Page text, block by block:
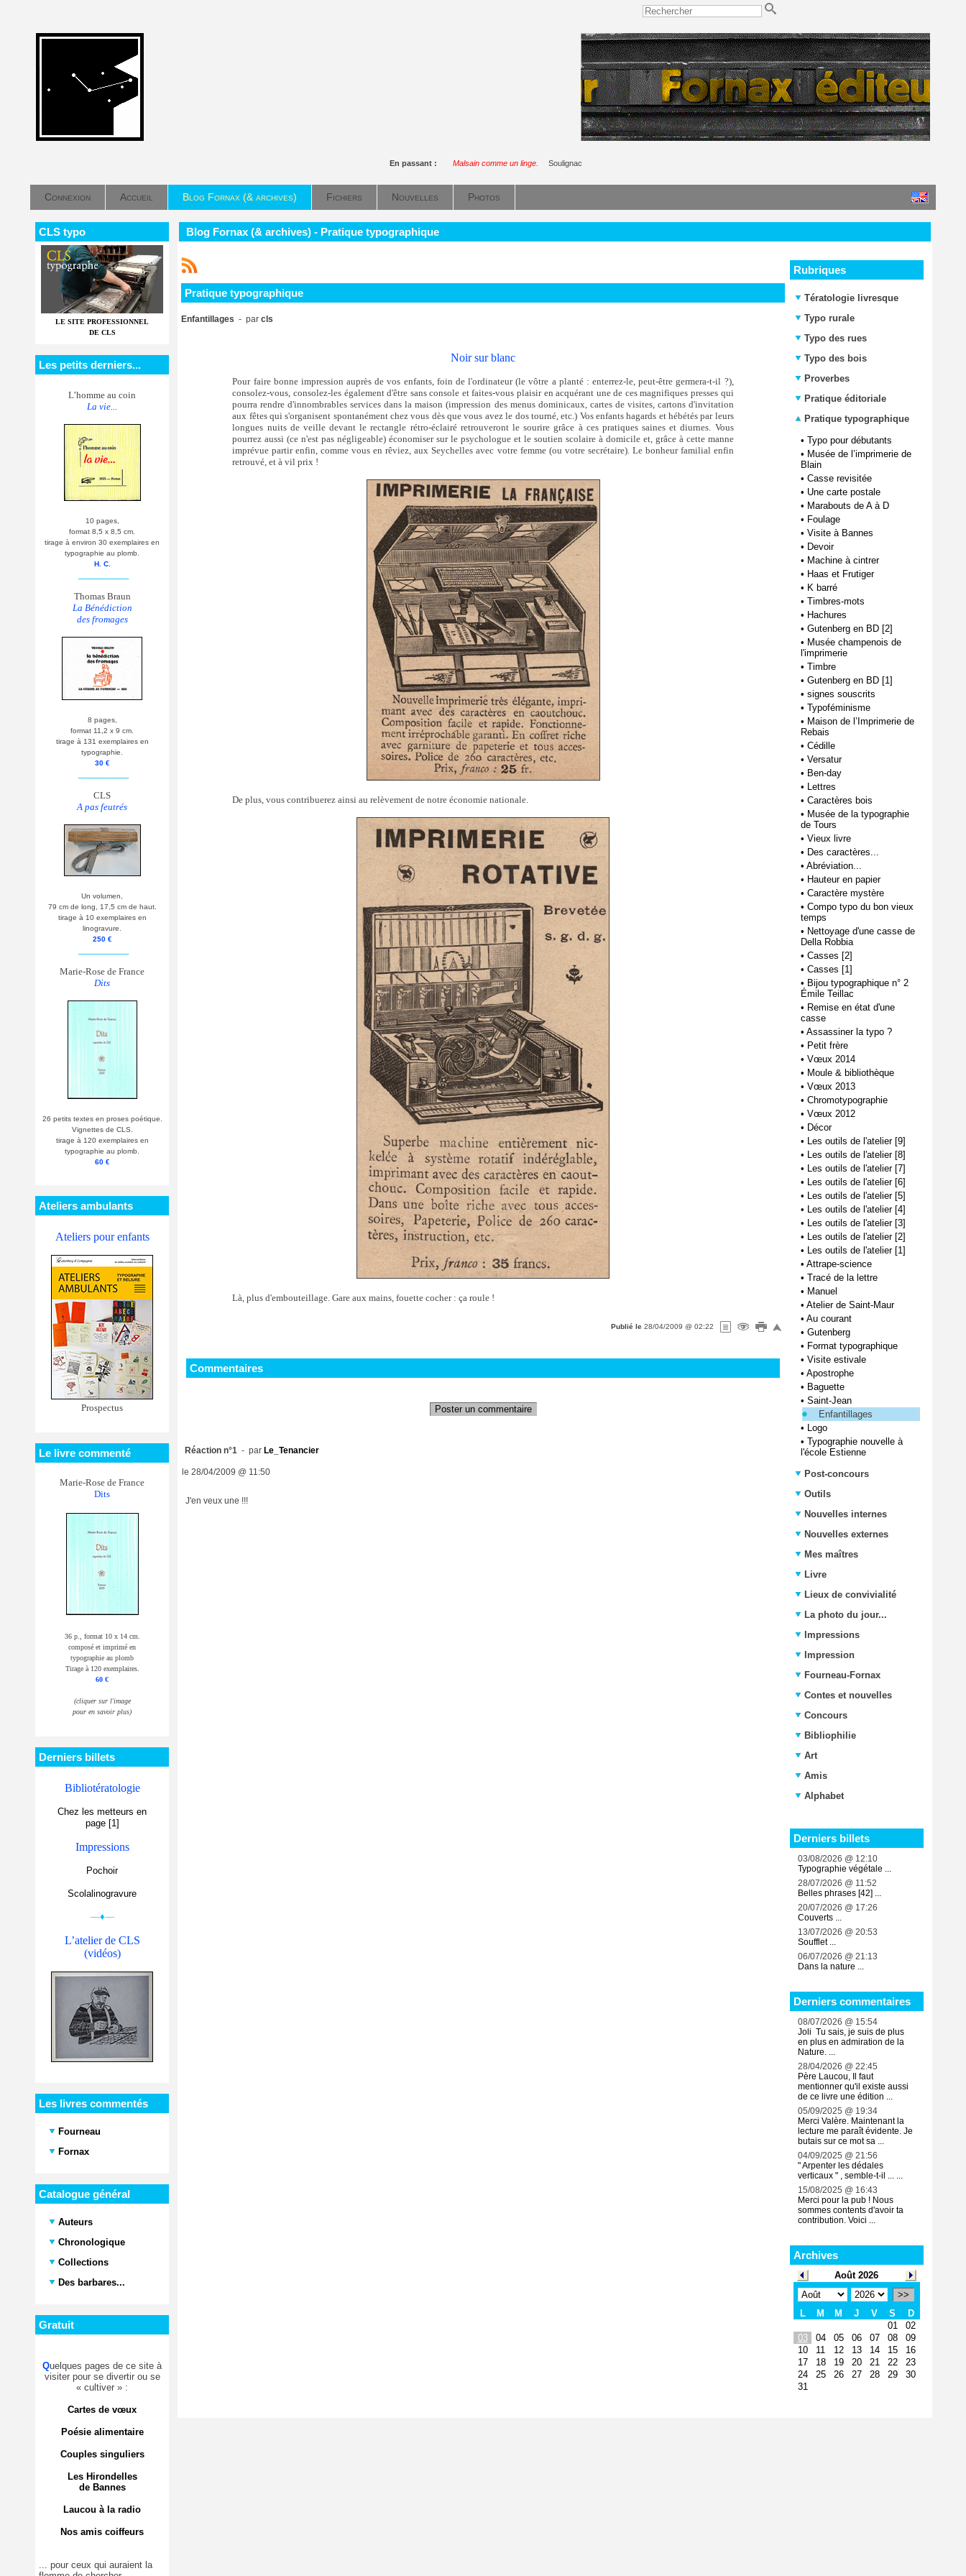
En passant : Malsain comme un linge. Soulignac
Connexion Accueil Blog Fornax (& archives) Fichiers Nouvelles Photos
CLS typo
LE SITE PROFESSIONNEL
DE CLS
Les petits derniers...
L’homme au coin
La vie...
10 pages,
format 8,5 x 8,5 cm.
tirage à environ 30 exemplaires en
typographie au plomb.
H. C.
Thomas Braun
La Bénédiction
des fromages
8 pages,
format 11,2 x 9 cm.
tirage à 131 exemplaires en
typographie.
30 €
CLS
A pas feutrés
Un volumen,
79 cm de long, 17,5 cm de haut.
tirage à 10 exemplaires en
linogravure.
250 €
Marie-Rose de France
Dits
26 petits textes en proses poétique.
Vignettes de CLS.
tirage à 120 exemplaires en
typographie au plomb.
60 €
Ateliers ambulants
Ateliers pour enfants
Prospectus
Le livre commenté
Marie-Rose de France
Dits
36 p., format 10 x 14 cm.
composé et imprimé en
typographie au plomb
Tirage à 120 exemplaires.
60 €
(cliquer sur l'image
pour en savoir plus)
Derniers billets
Bibliotératologie
Chez les metteurs en
page [1]
Impressions
Pochoir
Scolalinogravure
—♦—
L’atelier de CLS
(vidéos)
Les livres commentés
Fourneau
Fornax
Catalogue général
Auteurs
Chronologique
Collections
Des barbares...
Gratuit
Quelques pages de ce site à
visiter pour se divertir ou se
« cultiver » :
Cartes de vœux
Poésie alimentaire
Couples singuliers
Les Hirondelles
de Bannes
Laucou à la radio
Nos amis coiffeurs
... pour ceux qui auraient la
Blog Fornax (& archives) - Pratique typographique
Pratique typographique
Enfantillages - par cls
Noir sur blanc
Pour faire bonne impression auprès de vos enfants, foin de l'ordinateur (le vôtre a planté : enterrez-le, peut-être germera-t-il ?),
consolez-vous, consolez-les également d'être sans console et faites-vous plaisir en acquérant une de ces magnifiques presses qui
pourra rendre d'innombrables services dans la maison (impression des menus dominicaux, cartes de visites, cartons d'invitation
aux fêtes qui s'organisent spontanément chez vous dès que vous avez le dos tourné, etc.) Vos enfants hagards et hébétés par leurs
longues nuits de veille devant le rectangle rétro-éclairé retrouveront le sourire grâce à ces pratiques saines et diurnes. Vous
pourrez aussi (ce n'est pas négligeable) économiser sur le psychologue et le soutien scolaire à domicile et, grâce à cette manne
imprévue partir enfin, comme vous en rêviez, aux Seychelles avec votre femme (ou votre secrétaire). Le bonheur familial enfin
retrouvé, et à vil prix !
De plus, vous contribuerez ainsi au relèvement de notre économie nationale.
Là, plus d'embouteillage. Gare aux mains, fouette cocher : ça roule !
Publié le 28/04/2009 @ 02:22
Commentaires
Poster un commentaire
Réaction n°1 - par Le_Tenancier
le 28/04/2009 @ 11:50
J'en veux une !!!
Rubriques
Tératologie livresque
Typo rurale
Typo des rues
Typo des bois
Proverbes
Pratique éditoriale
Pratique typographique
• Typo pour débutants
• Musée de l’imprimerie de
Blain
• Casse revisitée
• Une carte postale
• Marabouts de A à D
• Foulage
• Visite à Bannes
• Devoir
• Machine à cintrer
• Haas et Frutiger
• K barré
• Timbres-mots
• Hachures
• Gutenberg en BD [2]
• Musée champenois de
l'imprimerie
• Timbre
• Gutenberg en BD [1]
• signes souscrits
• Typoféminisme
• Maison de l’Imprimerie de
Rebais
• Cédille
• Versatur
• Ben-day
• Lettres
• Caractères bois
• Musée de la typographie
de Tours
• Vieux livre
• Des caractères...
• Abréviation...
• Hauteur en papier
• Caractère mystère
• Compo typo du bon vieux
temps
• Nettoyage d'une casse de
Della Robbia
• Casses [2]
• Casses [1]
• Bijou typographique n° 2
Émile Teillac
• Remise en état d'une
casse
• Assassiner la typo ?
• Petit frère
• Vœux 2014
• Moule & bibliothèque
• Vœux 2013
• Chromotypographie
• Vœux 2012
• Décor
• Les outils de l'atelier [9]
• Les outils de l'atelier [8]
• Les outils de l'atelier [7]
• Les outils de l'atelier [6]
• Les outils de l'atelier [5]
• Les outils de l'atelier [4]
• Les outils de l'atelier [3]
• Les outils de l'atelier [2]
• Les outils de l'atelier [1]
• Attrape-science
• Tracé de la lettre
• Manuel
• Atelier de Saint-Maur
• Au courant
• Gutenberg
• Format typographique
• Visite estivale
• Apostrophe
• Baguette
• Saint-Jean
Enfantillages
• Logo
• Typographie nouvelle à
l'école Estienne
Post-concours
Outils
Nouvelles internes
Nouvelles externes
Mes maîtres
Livre
Lieux de convivialité
La photo du jour...
Impressions
Impression
Fourneau-Fornax
Contes et nouvelles
Concours
Bibliophilie
Art
Amis
Alphabet
Derniers billets
03/08/2026 @ 12:10
Typographie végétale ...
28/07/2026 @ 11:52
Belles phrases [42] ...
20/07/2026 @ 17:26
Couverts ...
13/07/2026 @ 20:53
Soufflet ...
06/07/2026 @ 21:13
Dans la nature ...
Derniers commentaires
08/07/2026 @ 15:54
Joli Tu sais, je suis de plus
en plus en admiration de la
Nature. ...
28/04/2026 @ 22:45
Père Laucou, Il faut
mentionner qu'il existe aussi
de ce livre une édition ...
05/09/2025 @ 19:34
Merci Valère. Maintenant la
lecture me paraît évidente. Je
butais sur ce mot sa ...
04/09/2025 @ 21:56
" Arpenter les dédales
verticaux " , semble-t-il ... ...
15/08/2025 @ 16:43
Merci pour la pub ! Nous
sommes contents d'avoir ta
contribution. Voici ...
Archives
Août 2026
>>
L
M M J V S
D
01
02
03
04 05 06 07 08
09
10
11 12 13 14 15
16
17
18 19 20 21 22
23
24
25 26 27 28 29
30
31